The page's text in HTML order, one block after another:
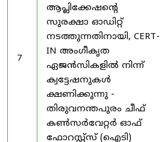
7
ആപ്ലിക്കേഷന്റെ
സുരക്ഷാ ഓഡിറ്റ്
നടത്തുന്നതിനായി, CERT-
IN അംഗീകൃത
ഏജൻസികളിൽ നിന്ന്
ക്വട്ടേഷനുകൾ
ക്ഷണിക്കുന്നു -
തിരുവനന്തപുരം ചീഫ്
കൺസർവേറ്റർ ഓഫ്
ഫോറസ്റ്റ്സ് (ഐടി)